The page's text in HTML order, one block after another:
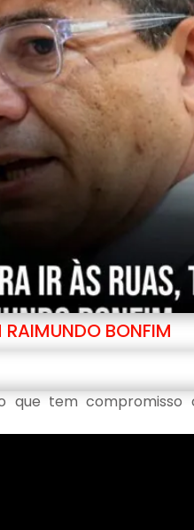
RAIMUNDO BONFIM
que tem